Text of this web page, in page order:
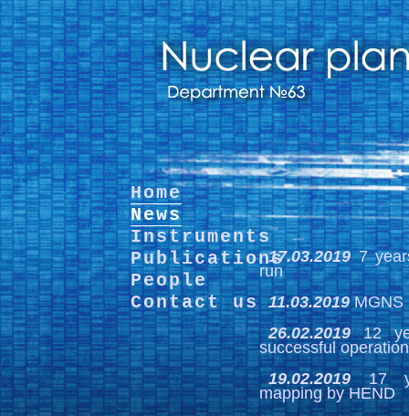
Home
News
Instruments
Publications
People
Contact us
17.03.20197
run
11.03.2019MGNS
26.02.201912
successful
19.02.201917
mapping by HEND